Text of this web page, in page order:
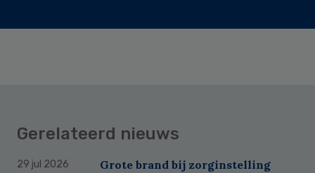
Gerelateerd nieuws
29 jul 2026
Grote brand bij zorginstelling